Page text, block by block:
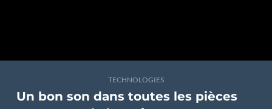
TECHNOLOGIES
Un bon son dans toutes les pièces